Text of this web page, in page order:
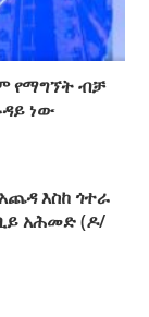
የማግኘት ብቻ
ነው
እስከ ጎተራ
አሕመድ (ዶ/